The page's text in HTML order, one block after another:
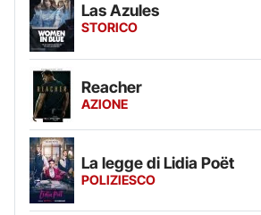
Las Azules
STORICO
Reacher
AZIONE
La legge di Lidia Poët
POLIZIESCO